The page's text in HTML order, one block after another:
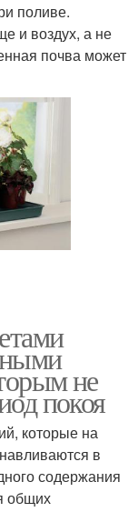
поливе.
и воздух, а не
почва может
не
покоя
которые на
в
содержания
общих